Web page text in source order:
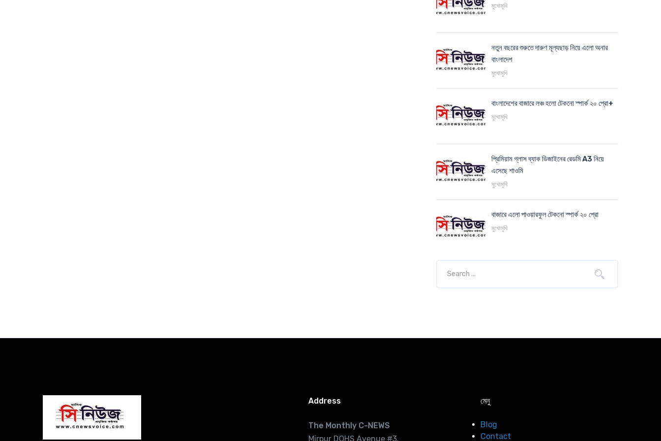
মুখোমুখি
নতুন বছরের শুরুতে দারুণ মূল্যছাড় নিয়ে এলো অনার
বাংলাদেশ
মুখোমুখি
বাংলাদেশের বাজারে লঞ্চ হলো টেকনো স্পার্ক ২০ প্রো+
মুখোমুখি
প্রিমিয়াম গ্লাস ব্যাক ডিজাইনের রেডমি A3 নিয়ে
এসেছে শাওমি
মুখোমুখি
বাজারে এলো পাওয়ারফুল টেকনো স্পার্ক ২০ প্রো
মুখোমুখি
Address
The Monthly C-NEWS
Mirpur DOHS Avenue #3.
মেনু
Blog
Contact